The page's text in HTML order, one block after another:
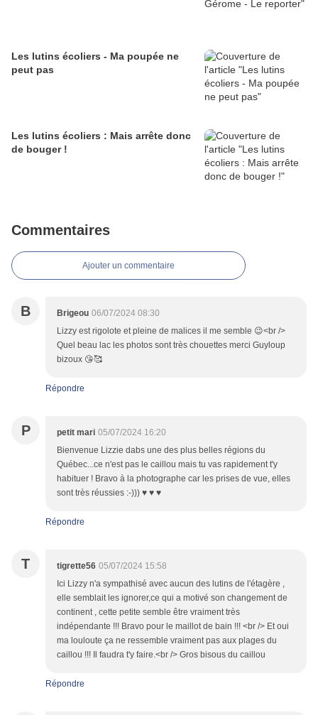
Les lutins écoliers - Ma poupée ne
peut pas
Les lutins écoliers : Mais arrête donc
de bouger !
Commentaires
Ajouter un commentaire
B Brigeou 06/07/2024 08:30
Lizzy est rigolote et pleine de malices il me semble 😉<br />
Quel beau lac les photos sont très chouettes merci Guyloup
bizoux 😘🥰
Répondre
P petit mari 05/07/2024 16:20
Bienvenue Lizzie dabs une des plus belles régions du
Québec...ce n'est pas le caillou mais tu vas rapidement t'y
habituer ! Bravo à la photographe car les prises de vue, elles
sont très réussies :-))) ♥ ♥ ♥
Répondre
T tigrette56 05/07/2024 15:58
Ici Lizzy n'a sympathisé avec aucun des lutins de l'étagère ,
elle semblait les ignorer,ce qui a motivé son changement de
continent , cette petite semble être vraiment très
indépendante !!! Bravo pour le maillot de bain !!! <br /> Et oui
ma louloute ça ne ressemble vraiment pas aux plages du
caillou !!! Il faudra t'y faire.<br /> Gros bisous du caillou
Répondre